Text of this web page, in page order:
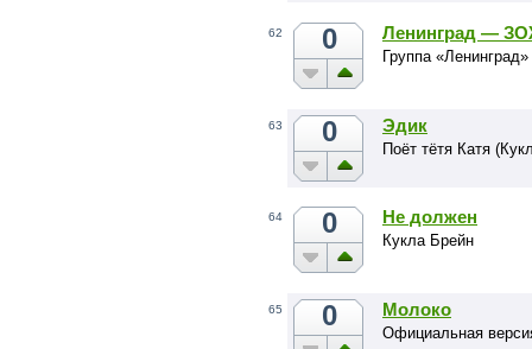
62 0 Ленинград —
Группа «Ленинград»
63 0 Эдик
Поёт тётя Катя
64 0 Не должен
Кукла Брейн
65 0 Молоко
Официальная